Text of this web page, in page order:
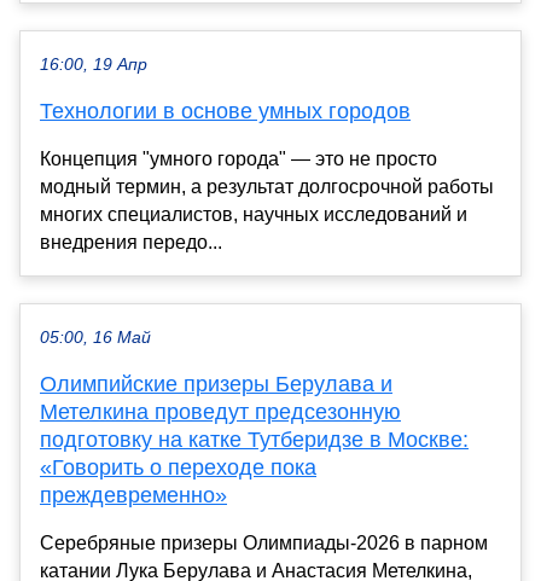
16:00, 19 Апр
Технологии в основе умных городов
Концепция "умного города" — это не просто
модный термин, а результат долгосрочной работы
многих специалистов, научных исследований и
внедрения передо...
05:00, 16 Май
Олимпийские призеры Берулава и
Метелкина проведут предсезонную
подготовку на катке Тутберидзе в Москве:
«Говорить о переходе пока
преждевременно»
Серебряные призеры Олимпиады-2026 в парном
катании Лука Берулава и Анастасия Метелкина,